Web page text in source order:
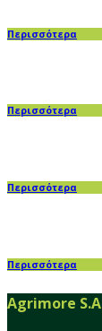
Περισσότερα
Περισσότερα
Περισσότερα
Περισσότερα
Agrimore